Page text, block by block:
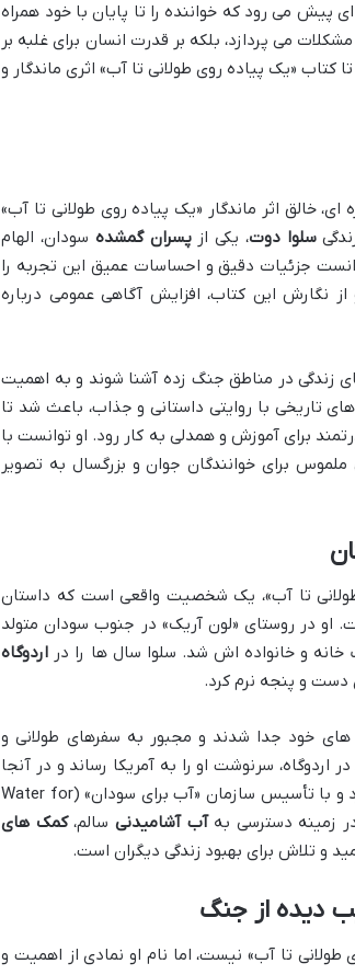
پیش می رود که خواننده را تا پایان با خود همراه
می پردازد، بلکه بر قدرت انسان برای غلبه بر
کتاب «یک پیاده روی طولانی تا آب» اثری ماندگار و
خالق اثر ماندگار «یک پیاده روی طولانی تا آب»
سلوا دوت، یکی ازپسران گمشده سودان، الهام
جزئیات دقیق و احساسات عمیق این تجربه را
نگارش این کتاب، افزایش آگاهی عمومی درباره
زندگی در مناطق جنگ زده آشنا شوند و به اهمیت
تاریخی با روایتی داستانی و جذاب، باعث شد تا
برای آموزش و همدلی به کار رود. او توانست با
برای خوانندگان جوان و بزرگسال به تصویر
تا آب»، یک شخصیت واقعی است که داستان
او در روستای «لون آریک» در جنوب سودان متولد
خانه و خانواده اش شد. سلوا سال ها را در اردوگاه
دست و پنجه نرم کرد.
های خود جدا شدند و مجبور به سفرهای طولانی و
سرنوشت او را به آمریکا رساند و در آنجا
به فرزندی پذیرفته شد. اما سلوا هرگز ریشه هایش را فراموش نکرد و با تأسیس سازمان «آب برای سودان» (Water for
آب آشامیدنیسالم،کمک های
و تلاش برای بهبود زندگی دیگران است.
دیده از جنگ
تا آب» نیست، اما نام او نمادی از اهمیت و